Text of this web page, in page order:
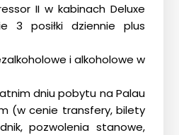
II w kabinach Deluxe
3 posiłki dziennie plus
i alkoholowe w
dniu pobytu na Palau
(w cenie transfery, bilety
pozwolenia stanowe,